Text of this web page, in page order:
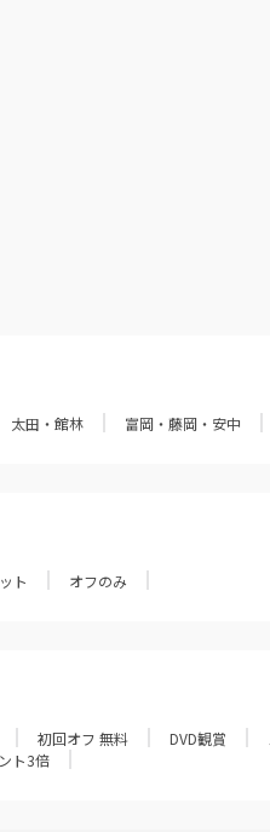
太田・館林 富岡・藤岡・安中
ト オフのみ
初回オフ 無料 DVD観賞
ト3倍